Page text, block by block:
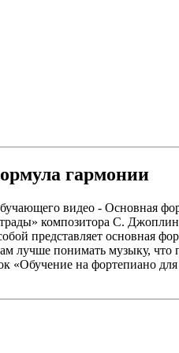
гармонии
видео - Основная
композитора С.
представляет основная
лучше понимать музыку, что
«Обучение на фортепиано